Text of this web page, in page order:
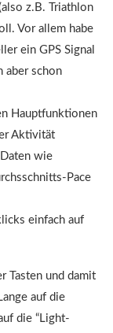
z.B. Triathlon
Vor allem habe
ein GPS Signal
aber schon
Hauptfunktionen
Aktivität
wie
Pace
einfach auf
Tasten und damit
auf die
die “Light-